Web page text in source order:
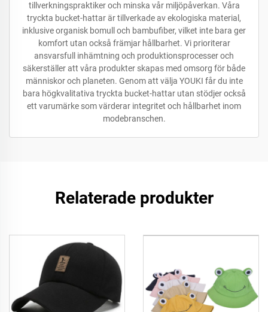
tillverkningspraktiker och minska vår miljöpåverkan. Våra
tryckta bucket-hattar är tillverkade av ekologiska material,
inklusive organisk bomull och bambufiber, vilket inte bara ger
komfort utan också främjar hållbarhet. Vi prioriterar
ansvarsfull inhämtning och produktionsprocesser och
säkerställer att våra produkter skapas med omsorg för både
människor och planeten. Genom att välja YOUKI får du inte
bara högkvalitativa tryckta bucket-hattar utan stödjer också
ett varumärke som värderar integritet och hållbarhet inom
modebranschen.
Relaterade produkter